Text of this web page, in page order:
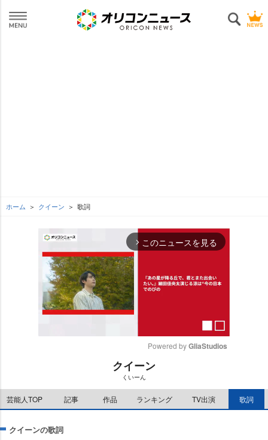
ホーム クイーン 歌詞
arrow_forward_ios このニュースを見る
Powered by GliaStudios
クイーン
くいーん
芸能人TOP 記事 作品 ランキング TV出演 歌詞
クイーンの歌詞